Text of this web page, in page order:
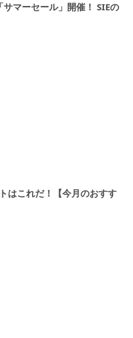
マーセール」開催！ SIEの
はこれだ！【今月のおすす